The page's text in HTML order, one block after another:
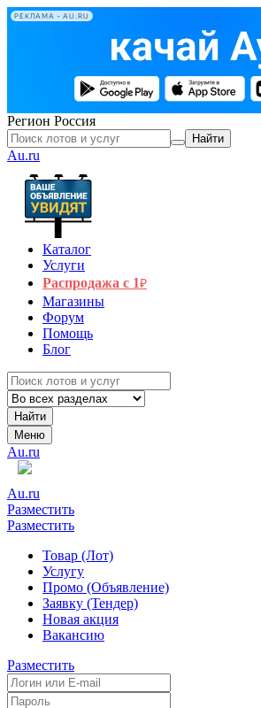
РЕКЛАМА • AU.RU
Регион Россия
Найти
Au.ru
Каталог
Услуги
Распродажа с 1₽
Магазины
Форум
Помощь
Блог
Найти
Меню
Au.ru
Au.ru
Разместить
Разместить
Товар (Лот)
Услугу
Промо (Объявление)
Заявку (Тендер)
Новая акция
Вакансию
Разместить